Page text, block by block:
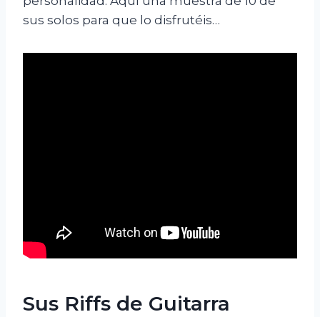
sus solos para que lo disfrutéis…
Sus Riffs de Guitarra